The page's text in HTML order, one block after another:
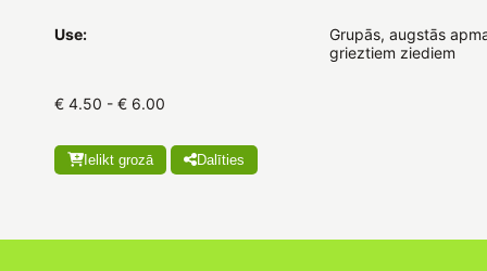
Use:
Grupās, augstās
grieztiem ziediem
€ 4.50 - € 6.00
Ielikt grozā Dalīties